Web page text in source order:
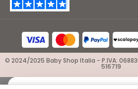
© 2024/2025 Baby Shop Italia - P.IVA:
516719